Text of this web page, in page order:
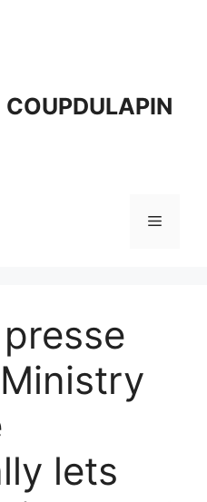
COUPDULAPIN
Menu
lets